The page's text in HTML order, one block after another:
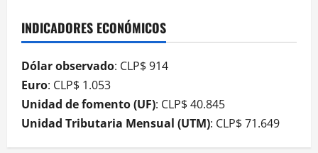
INDICADORES ECONÓMICOS
Dólar observado: CLP$ 914
Euro: CLP$ 1.053
Unidad de fomento (UF): CLP$ 40.845
Unidad Tributaria Mensual (UTM): CLP$ 71.649